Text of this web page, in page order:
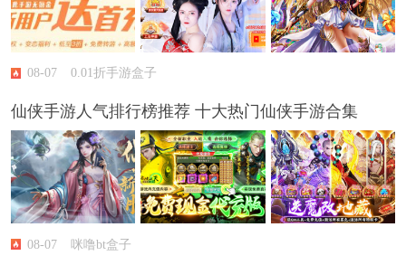
08-07 0.01折手游盒子
仙侠手游人气排行榜推荐 十大热门仙侠手游合集
08-07 咪噜bt盒子